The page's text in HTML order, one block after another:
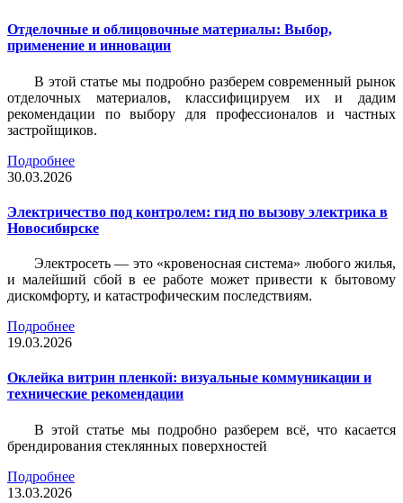
Отделочные и облицовочные материалы: Выбор,
применение и инновации
В этой статье мы подробно разберем современный рынок
отделочных материалов, классифицируем их и дадим
рекомендации по выбору для профессионалов и частных
застройщиков.
Подробнее
30.03.2026
Электричество под контролем: гид по вызову электрика в
Новосибирске
Электросеть — это «кровеносная система» любого жилья,
и малейший сбой в ее работе может привести к бытовому
дискомфорту, и катастрофическим последствиям.
Подробнее
19.03.2026
Оклейка витрин пленкой: визуальные коммуникации и
технические рекомендации
В этой статье мы подробно разберем всё, что касается
брендирования стеклянных поверхностей
Подробнее
13.03.2026